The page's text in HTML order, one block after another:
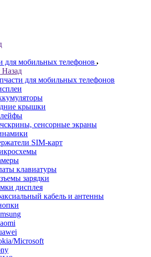
для мобильных телефонов
для мобильных телефонов
крышки
сенсорные экраны
SIM-карт
клавиатуры
зарядки
дисплея
кабель и антенны
Microsoft